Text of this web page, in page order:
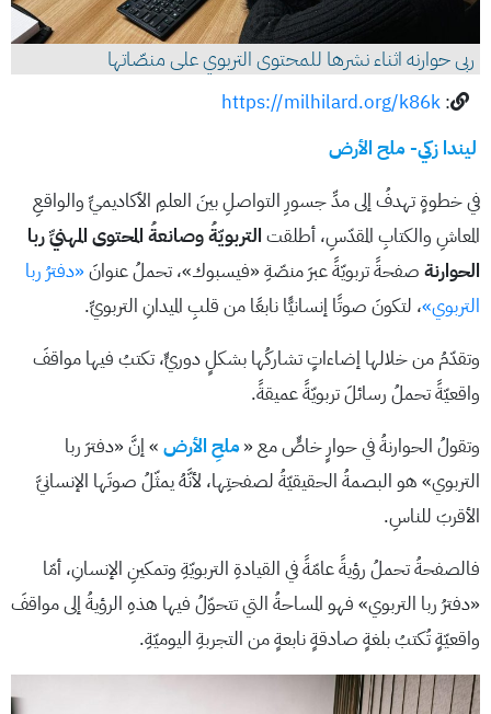
ربى حوارنه اثناء نشرها للمحتوى التربوي على منصّاتها
:
https://milhilard.org/k86k
ليندا زكي- ملح الأرض
في خطوةٍ تهدفُ إلى مدِّ جسورِ التواصلِ بينَ العلمِ الأكاديميِّ والواقعِ
المعاشِ والكتابِ المقدّسِ، أطلقت التربويّةُ وصانعةُ المحتوى المهنيِّ ربا
الحوارنة صفحةً تربويّةً عبرَ منصّةِ «فيسبوك»، تحملُ عنوانَ«دفترُ ربا
التربوي»، لتكونَ صوتًا إنسانيًّا نابعًا من قلبِ الميدانِ التربويِّ.
وتقدّمُ من خلالها إضاءاتٍ تشاركُها بشكلٍ دوريٍّ، تكتبُ فيها مواقفَ
واقعيّةً تحملُ رسائلَ تربويّةً عميقةً.
وتقولُ الحوارنةُ في حوارٍ خاصٍّ مع «ملحِ الأرض » إنَّ «دفترَ ربا
التربوي» هو البصمةُ الحقيقيّةُ لصفحتِها، لأنَّهُ يمثّلُ صوتَها الإنسانيَّ
الأقربَ للناسِ.
فالصفحةُ تحملُ رؤيةً عامّةً في القيادةِ التربويّةِ وتمكينِ الإنسانِ، أمّا
«دفترُ ربا التربوي» فهو المساحةُ التي تتحوّلُ فيها هذهِ الرؤيةُ إلى مواقفَ
واقعيّةٍ تُكتبُ بلغةٍ صادقةٍ نابعةٍ من التجربةِ اليوميّةِ.